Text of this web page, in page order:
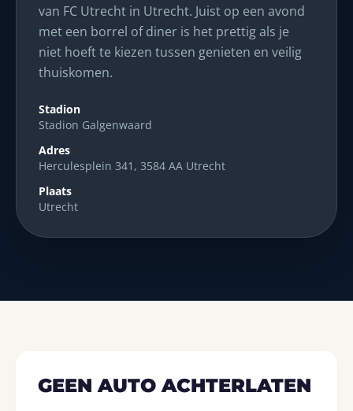
van FC Utrecht in Utrecht. Juist op een avond
met een borrel of diner is het prettig als je
niet hoeft te kiezen tussen genieten en veilig
thuiskomen.
Stadion
Stadion Galgenwaard
Adres
Herculesplein 341, 3584 AA Utrecht
Plaats
Utrecht
GEEN AUTO ACHTERLATEN